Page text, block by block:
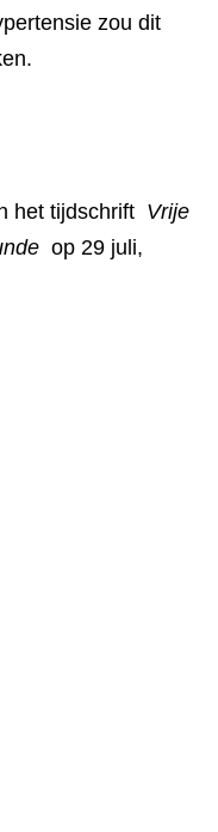
zou dit
het tijdschrift Vrije
op 29 juli,